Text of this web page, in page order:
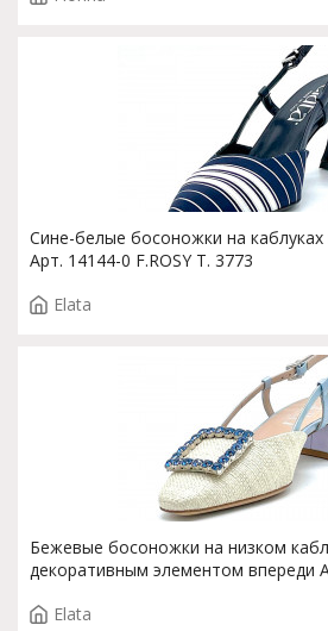
Сине-белые босоножки на каблуках
Арт. 14144-0 F.ROSY T. 3773
Elata
Бежевые босоножки на низком
декоративным элементом впереди
Elata